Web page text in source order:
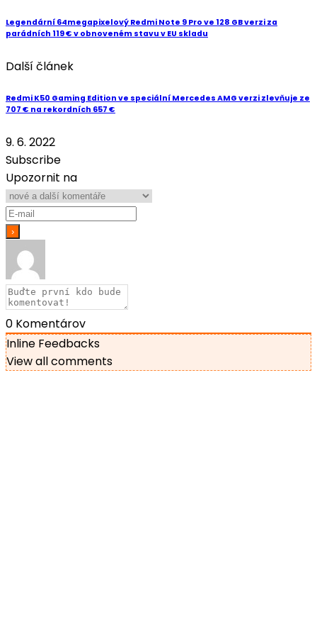
Legendární 64megapixelový Redmi Note 9 Pro ve 128 GB verzi za
parádních 119 € v obnoveném stavu v EU skladu
Další článek
Redmi K50 Gaming Edition ve speciální Mercedes AMG verzi zlevňuje ze
707 € na rekordních 657 €
9. 6. 2022
Subscribe
Upozornit na
0 Komentárov
Inline Feedbacks
View all comments